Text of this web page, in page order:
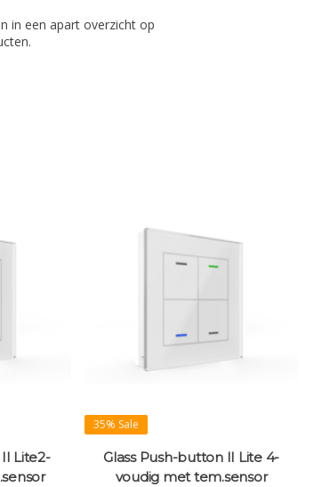
in een apart overzicht op
Lite2-
35% Sale
Glass Push-button II Lite 4-
voudig met tem.sensor